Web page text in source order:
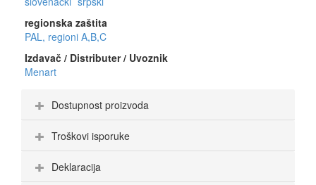
regionska zaštita
PAL, regioni A,B,C
Izdavač / Distributer / Uvoznik
Menart
Dostupnost proizvoda
Troškovi isporuke
Deklaracija